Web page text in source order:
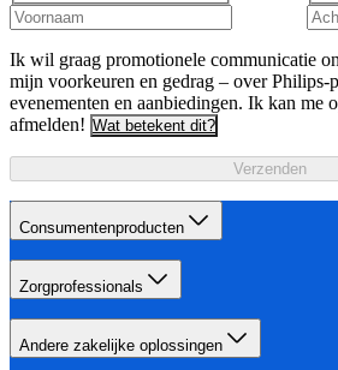
Ik wil graag promotionele communicatie
mijn voorkeuren en gedrag – over Philips-
evenementen en aanbiedingen. Ik kan me
afmelden! Wat betekent dit?
Verzenden
Consumentenproducten
Zorgprofessionals
Andere zakelijke oplossingen